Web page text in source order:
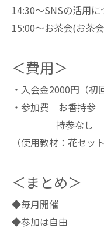
14:30～SNSの活用に
15:00～お茶会(お茶
＜費用＞
・入会金2000円（初
・参加費 お香持参
持参なし
（使用教材：花セット
＜まとめ＞
◆毎月開催
◆参加は自由